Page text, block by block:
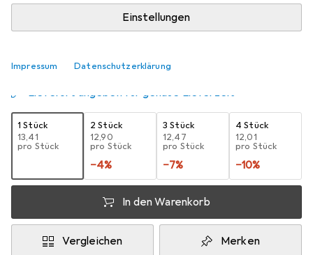
Einstellungen
Impressum Datenschutzerklärung
Zwischen Mi, 19.8. und Fr, 21.8. geliefert
Mehr als 10 Stück an Lager beim Lieferanten
Lieferort angeben für genaue Lieferzeit
1 Stück
EUR
13,41
pro Stück
2 Stück
EUR
12,90
pro Stück
−4%
3 Stück
EUR
12,47
pro Stück
−7%
4 Stück
EUR
12,01
pro Stück
−10%
In den Warenkorb
Vergleichen Merken